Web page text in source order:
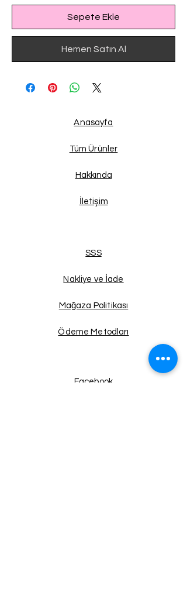
Sepete Ekle
Hemen Satın Al
Anasayfa
Tüm Ürünler
Hakkında
İletişim
SSS
Nakliye ve İade
Mağaza Politikası
Ödeme Metodları
Facebook